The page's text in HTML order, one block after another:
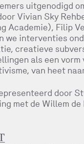
uitgenodigd
Vivian Sky
Academie), Filip
we interventies
creatieve
als een
van heet
door
met de Willem